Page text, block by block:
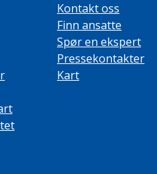
Kontakt oss
Finn ansatte
Spør en ekspert
Pressekontakter
Kart